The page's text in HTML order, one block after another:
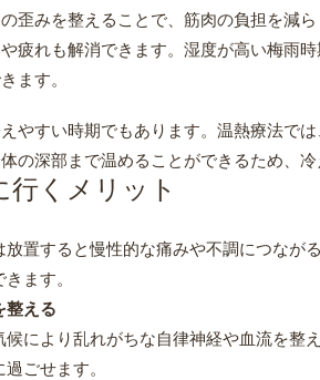
歪みを整えることで、筋肉の負担を減
疲れも解消できます。湿度が高い梅雨
ます。
やすい時期でもあります。温熱療法で
の深部まで温めることができるため、
行くメリット
放置すると慢性的な痛みや不調につなが
ます。
整える
候により乱れがちな自律神経や血流を整
ごせます。